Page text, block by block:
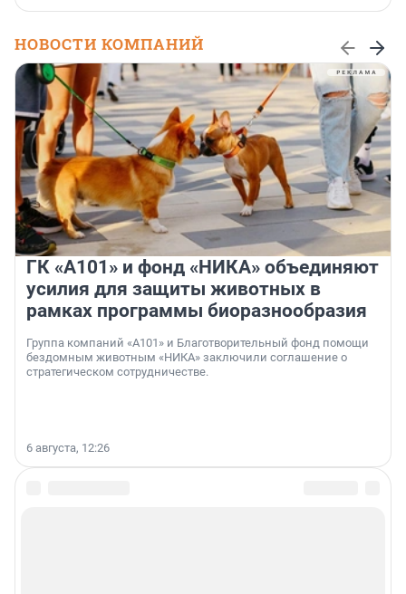
НОВОСТИ КОМПАНИЙ
ГК «А101» и фонд «НИКА» объединяют
усилия для защиты животных в
рамках программы биоразнообразия
Группа компаний «А101» и Благотворительный фонд помощи
бездомным животным «НИКА» заключили соглашение о
стратегическом сотрудничестве.
6 августа, 12:26